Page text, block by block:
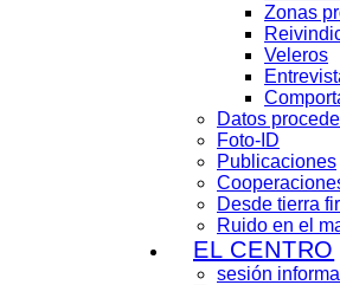
Zonas
Veleros
Datos
Foto-ID
Publicaciones
Desde tierra
Ruido en el
EL CENTRO
sesión